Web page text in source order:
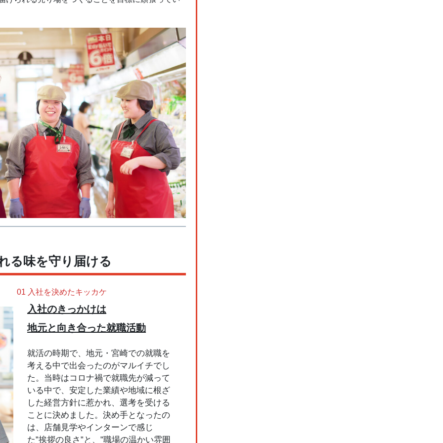
る味を守り届ける
01 入社を決めたキッカケ
入社のきっかけは
地元と向き合った就職活動
就活の時期で、地元・宮崎での就職を
考える中で出会ったのがマルイチでし
た。当時はコロナ禍で就職先が減って
いる中で、安定した業績や地域に根ざ
した経営方針に惹かれ、選考を受ける
ことに決めました。決め手となったの
は、店舗見学やインターンで感じ
た”挨拶の良さ”と、”職場の温かい雰囲